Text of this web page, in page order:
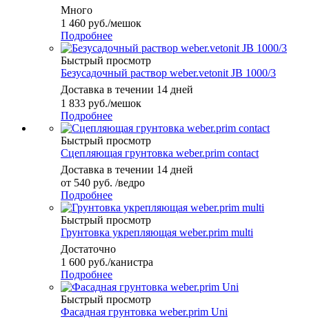
Много
1 460 руб./мешок
Подробнее
Быстрый просмотр
Безусадочный раствор weber.vetonit JB 1000/3
Доставка в течении 14 дней
1 833 руб./мешок
Подробнее
Быстрый просмотр
Сцепляющая грунтовка weber.prim contact
Доставка в течении 14 дней
от 540 руб. /ведро
Подробнее
Быстрый просмотр
Грунтовка укрепляющая weber.prim multi
Достаточно
1 600 руб./канистра
Подробнее
Быстрый просмотр
Фасадная грунтовка weber.prim Uni